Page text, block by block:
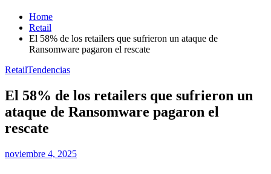
Home
Retail
El 58% de los retailers que sufrieron un ataque de
Ransomware pagaron el rescate
RetailTendencias
El 58% de los retailers que sufrieron un
ataque de Ransomware pagaron el
rescate
noviembre 4, 2025